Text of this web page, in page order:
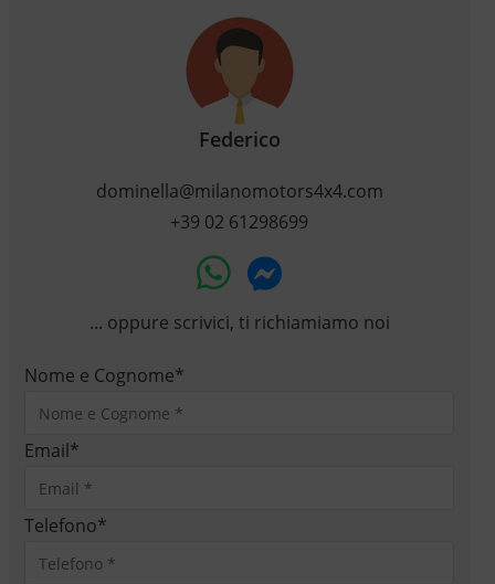
Federico
dominella@milanomotors4x4.com
+39 02 61298699
... oppure scrivici, ti richiamiamo noi
Nome e Cognome*
Email*
Telefono*